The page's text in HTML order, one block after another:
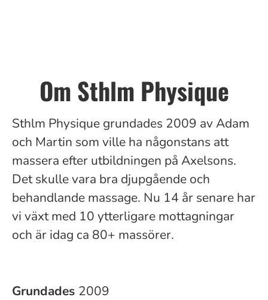
Om Sthlm Physique
Sthlm Physique grundades 2009 av Adam
och Martin som ville ha någonstans att
massera efter utbildningen på Axelsons.
Det skulle vara bra djupgående och
behandlande massage. Nu 14 år senare har
vi växt med 10 ytterligare mottagningar
och är idag ca 80+ massörer.
Grundades 2009